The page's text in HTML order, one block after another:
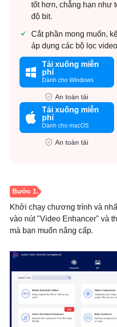
tốt hơn, chẳng hạn như
độ bit.
Cắt phần mong muốn,
áp dụng các bộ lọc
Tải xuống miễn
phí
Dành cho Windows
An toàn tải
Tải xuống miễn
phí
Dành cho macOS
An toàn tải
Khởi chạy chương trình và
vào nút "Video Enhancer" và
mà bạn muốn nâng cấp.